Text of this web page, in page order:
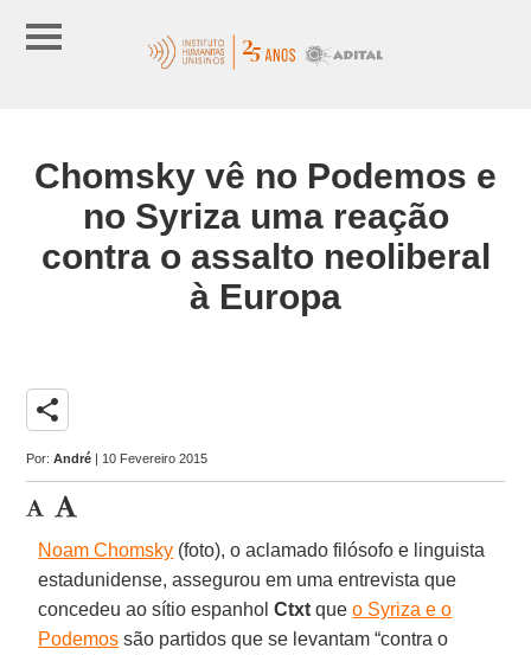
Chomsky vê no Podemos e
no Syriza uma reação
contra o assalto neoliberal
à Europa
share
Por:André | 10 Fevereiro 2015
Noam Chomsky (foto), o aclamado filósofo e linguista
estadunidense, assegurou em uma entrevista que
concedeu ao sítio espanholCtxt queo Syriza e o
Podemos são partidos que se levantam “contra o